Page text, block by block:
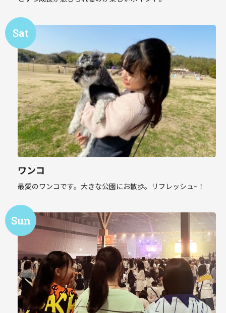
ワンコ
最愛のワンコです。大きな公園にお散歩。リフレッシュ~！